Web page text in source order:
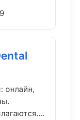
онлайн,